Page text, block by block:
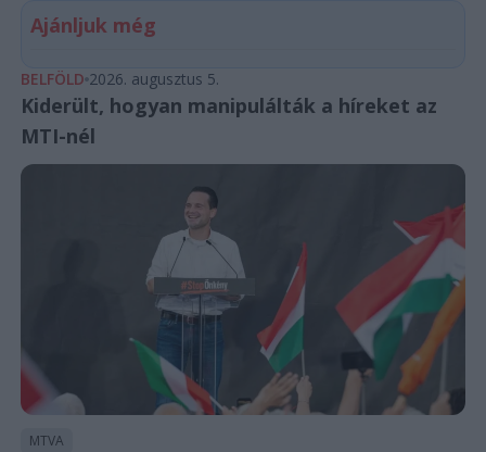
Ajánljuk még
BELFÖLD 2026. augusztus 5.
Kiderült, hogyan manipulálták a híreket az
MTI-nél
MTVA